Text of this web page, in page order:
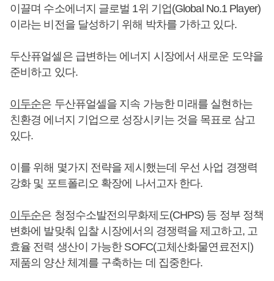
이끌며 수소에너지 글로벌 1위 기업(Global No.1 Player)
이라는 비전을 달성하기 위해 박차를 가하고 있다.
두산퓨얼셀은 급변하는 에너지 시장에서 새로운 도약을
준비하고 있다.
이두순은 두산퓨얼셀을 지속 가능한 미래를 실현하는
친환경 에너지 기업으로 성장시키는 것을 목표로 삼고
있다.
이를 위해 몇가지 전략을 제시했는데 우선 사업 경쟁력
강화 및 포트폴리오 확장에 나서고자 한다.
이두순은 청정수소발전의무화제도(CHPS) 등 정부 정책
변화에 발맞춰 입찰 시장에서의 경쟁력을 제고하고, 고
효율 전력 생산이 가능한 SOFC(고체산화물연료전지)
제품의 양산 체계를 구축하는 데 집중한다.